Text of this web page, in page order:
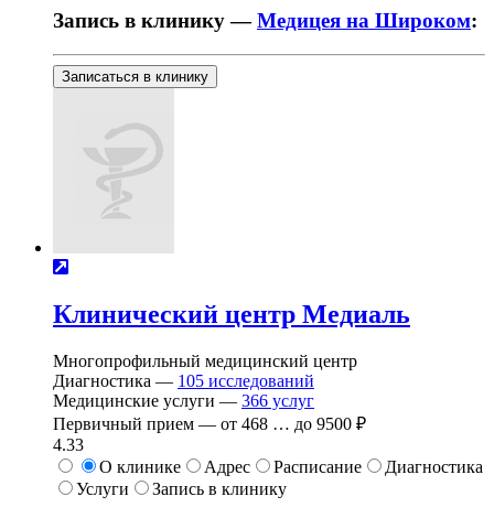
Запись в клинику —Медицея на Широком:
Записаться в клинику
Клинический центр Медиаль
Многопрофильный медицинский центр
Диагностика — 105 исследований
Медицинские услуги — 366 услуг
Первичный прием — от 468 … до 9500 ₽
4.33
О клинике
Адрес Расписание
Диагностика
Услуги
Запись в клинику